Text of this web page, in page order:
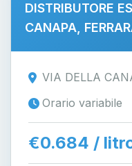
DISTRIBUTORE
CANAPA,
VIA DELLA
Orario variabile
€0.684 /